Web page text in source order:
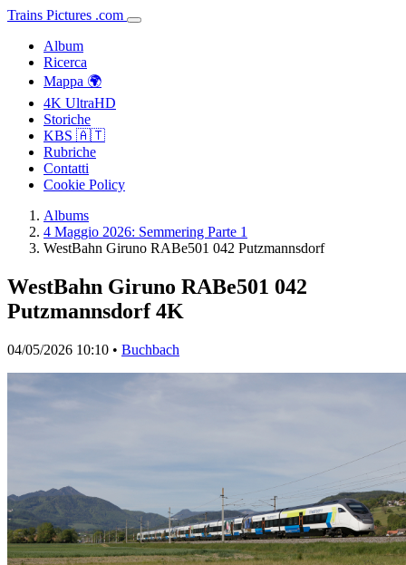
Trains Pictures .com
Album
Ricerca
Mappa 🌍
4K UltraHD
Storiche
KBS 🇦🇹
Rubriche
Contatti
Cookie Policy
Albums
4 Maggio 2026: Semmering Parte 1
WestBahn Giruno RABe501 042 Putzmannsdorf
WestBahn Giruno RABe501 042
Putzmannsdorf4K
04/05/2026 10:10 • Buchbach